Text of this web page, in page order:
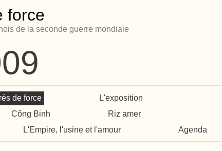
force
de la seconde guerre mondiale
de force
L'exposition
Công Binh
Riz amer
L'Empire, l'usine et l'amour Agenda